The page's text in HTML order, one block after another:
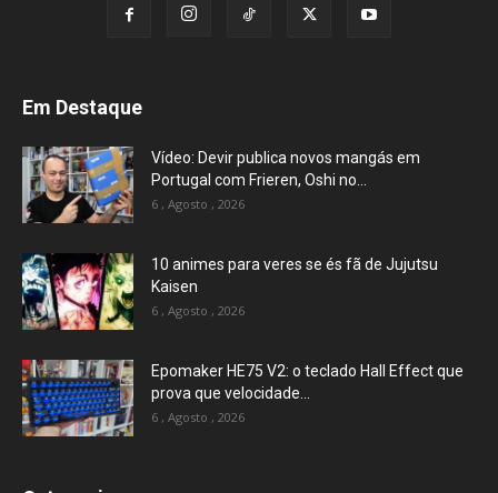
Em Destaque
Vídeo: Devir publica novos mangás em
Portugal com Frieren, Oshi no...
6 , Agosto , 2026
10 animes para veres se és fã de Jujutsu
Kaisen
6 , Agosto , 2026
Epomaker HE75 V2: o teclado Hall Effect que
prova que velocidade...
6 , Agosto , 2026